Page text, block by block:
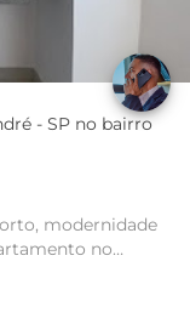
- SP no bairro
modernidade
no